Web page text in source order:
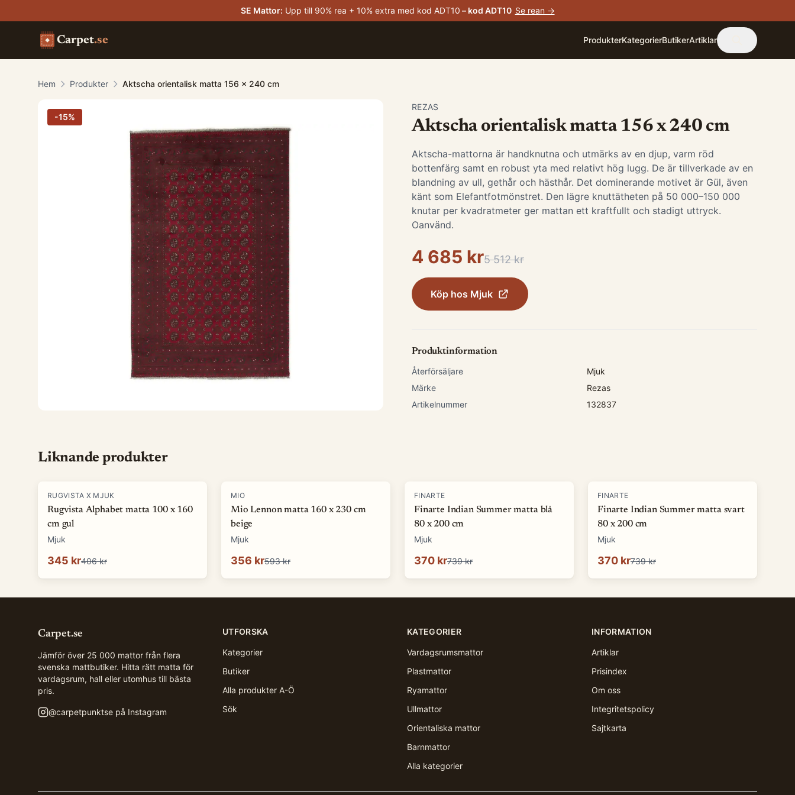
SE Mattor: Upp till 90% rea + 10% extra med kod ADT10 – kod ADT10 Se rean →
Carpet.se ProdukterKategorierButikerArtiklar
Hem Produkter Aktscha orientalisk matta 156 x 240 cm
-15%
REZAS
Aktscha orientalisk matta 156 x 240 cm
Aktscha-mattorna är handknutna och utmärks av en djup, varm röd
bottenfärg samt en robust yta med relativt hög lugg. De är tillverkade av en
blandning av ull, gethår och hästhår. Det dominerande motivet är Gül, även
känt som Elefantfotmönstret. Den lägre knuttätheten på 50 000–150 000
knutar per kvadratmeter ger mattan ett kraftfullt och stadigt uttryck.
Oanvänd.
4 685 kr5 512 kr
Köp hos Mjuk
Produktinformation
Återförsäljare
Mjuk
Märke
Rezas
Artikelnummer
132837
Liknande produkter
-15%
RUGVISTA X MJUK
Rugvista Alphabet matta 100 x 160
cm gul
Mjuk
345 kr406 kr
-40%
MIO
Mio Lennon matta 160 x 230 cm
beige
Mjuk
356 kr593 kr
-50 %
FINARTE
Finarte Indian Summer matta blå
80 x 200 cm
Mjuk
370 kr739 kr
-50 %
FINARTE
Finarte Indian Summer matta svart
80 x 200 cm
Mjuk
370 kr739 kr
Carpet.se
Jämför över 25 000 mattor från flera
svenska mattbutiker. Hitta rätt matta för
vardagsrum, hall eller utomhus till bästa
pris.
@carpetpunktse på Instagram
UTFORSKA
Kategorier
Butiker
Alla produkter A-Ö
Sök
KATEGORIER
Vardagsrumsmattor
Plastmattor
Ryamattor
Ullmattor
Orientaliska mattor
Barnmattor
Alla kategorier
INFORMATION
Artiklar
Prisindex
Om oss
Integritetspolicy
Sajtkarta